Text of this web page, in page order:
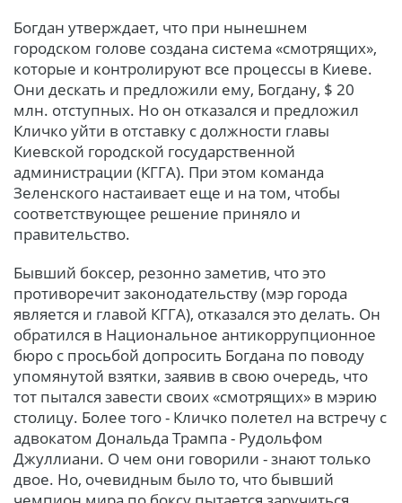
Богдан утверждает, что при нынешнем
городском голове создана система «смотрящих»,
которые и контролируют все процессы в Киеве.
Они дескать и предложили ему, Богдану, $ 20
млн. отступных. Но он отказался и предложил
Кличко уйти в отставку с должности главы
Киевской городской государственной
администрации (КГГА). При этом команда
Зеленского настаивает еще и на том, чтобы
соответствующее решение приняло и
правительство.
Бывший боксер, резонно заметив, что это
противоречит законодательству (мэр города
является и главой КГГА), отказался это делать. Он
обратился в Национальное антикоррупционное
бюро с просьбой допросить Богдана по поводу
упомянутой взятки, заявив в свою очередь, что
тот пытался завести своих «смотрящих» в мэрию
столицу. Более того - Кличко полетел на встречу с
адвокатом Дональда Трампа - Рудольфом
Джуллиани. О чем они говорили - знают только
двое. Но, очевидным было то, что бывший